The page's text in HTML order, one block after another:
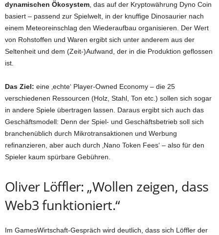
dynamischen Ökosystem, das auf der Kryptowährung Dyno Coin
basiert – passend zur Spielwelt, in der knuffige Dinosaurier nach
einem Meteoreinschlag den Wiederaufbau organisieren. Der Wert
von Rohstoffen und Waren ergibt sich unter anderem aus der
Seltenheit und dem (Zeit-)Aufwand, der in die Produktion geflossen
ist.
Das Ziel: eine ‚echte‘ Player-Owned Economy – die 25
verschiedenen Ressourcen (Holz, Stahl, Ton etc.) sollen sich sogar
in andere Spiele übertragen lassen. Daraus ergibt sich auch das
Geschäftsmodell: Denn der Spiel- und Geschäftsbetrieb soll sich
branchenüblich durch Mikrotransaktionen und Werbung
refinanzieren, aber auch durch ‚Nano Token Fees‘ – also für den
Spieler kaum spürbare Gebühren.
Oliver Löffler: „Wollen zeigen, dass
Web3 funktioniert.“
Im GamesWirtschaft-Gespräch wird deutlich, dass sich Löffler der